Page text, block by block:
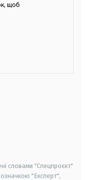
щоб
словами "Спецпроєкт"
"Експерт",